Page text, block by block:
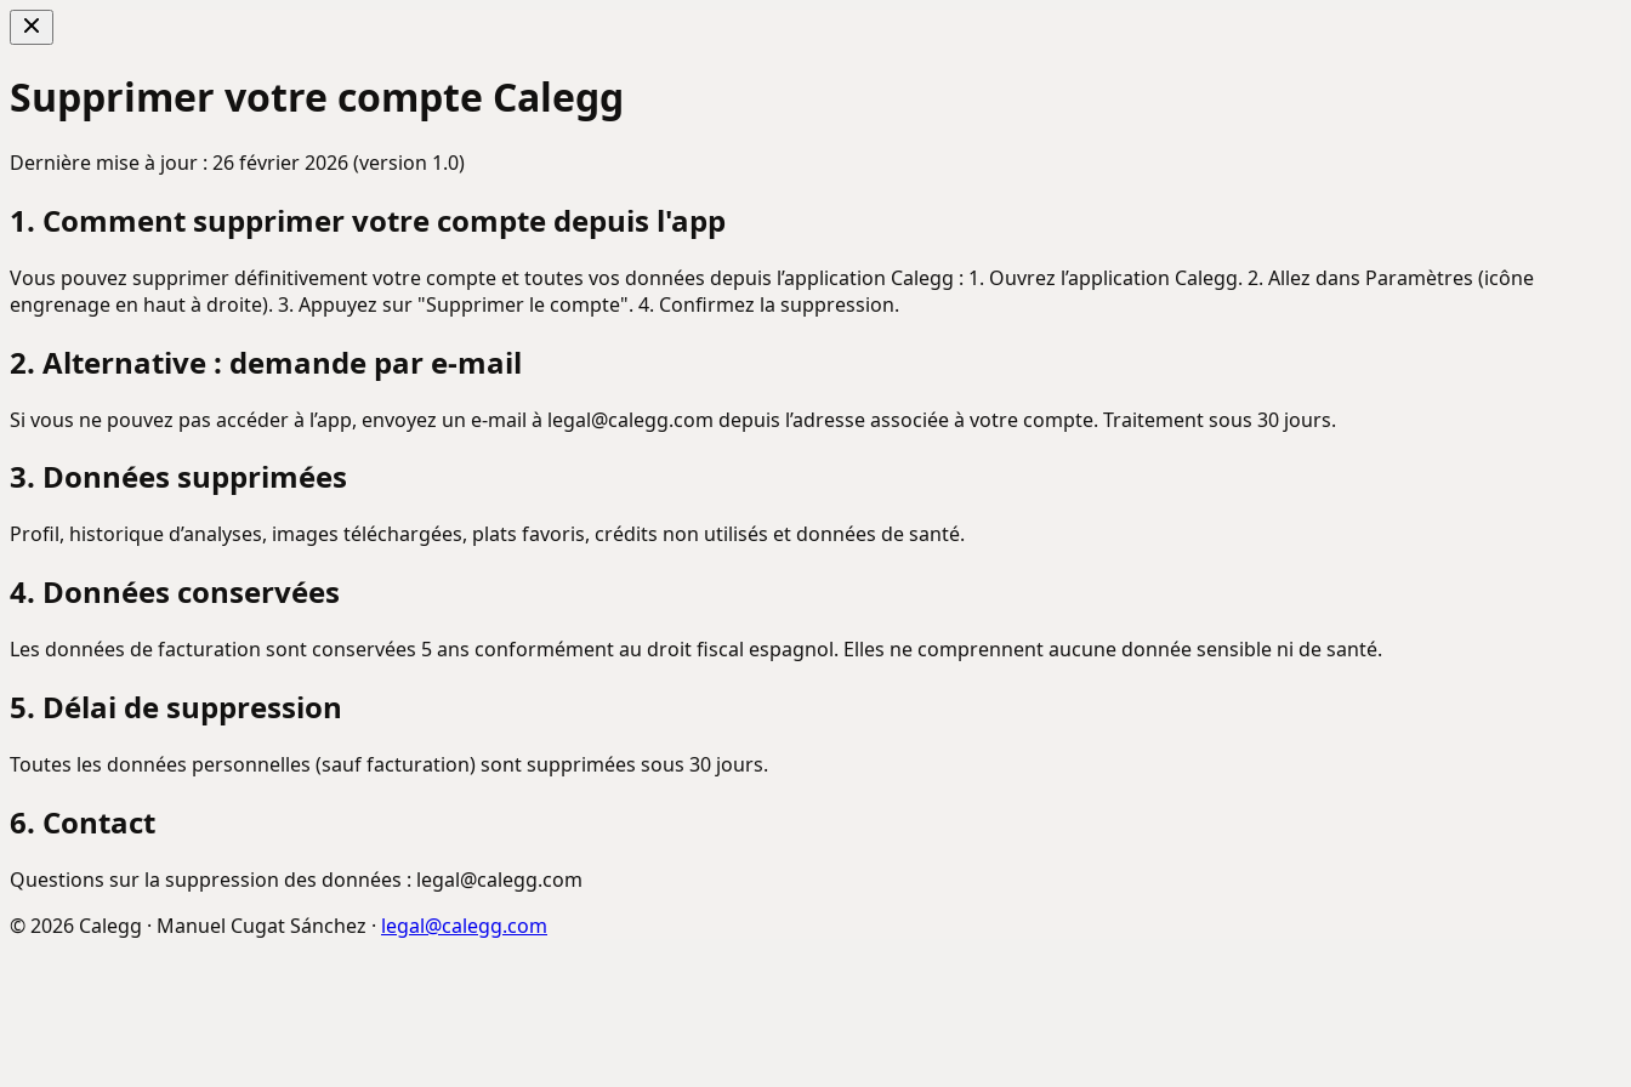
Supprimer votre compte Calegg
Dernière mise à jour : 26 février 2026 (version 1.0)
1. Comment supprimer votre compte depuis l'app
Vous pouvez supprimer définitivement votre compte et toutes vos données depuis l’application Calegg : 1. Ouvrez l’application Calegg. 2. Allez dans Paramètres (icône
engrenage en haut à droite). 3. Appuyez sur "Supprimer le compte". 4. Confirmez la suppression.
2. Alternative : demande par e-mail
Si vous ne pouvez pas accéder à l’app, envoyez un e-mail à legal@calegg.com depuis l’adresse associée à votre compte. Traitement sous 30 jours.
3. Données supprimées
Profil, historique d’analyses, images téléchargées, plats favoris, crédits non utilisés et données de santé.
4. Données conservées
Les données de facturation sont conservées 5 ans conformément au droit fiscal espagnol. Elles ne comprennent aucune donnée sensible ni de santé.
5. Délai de suppression
Toutes les données personnelles (sauf facturation) sont supprimées sous 30 jours.
6. Contact
Questions sur la suppression des données : legal@calegg.com
©2026 Calegg · Manuel Cugat Sánchez · legal@calegg.com